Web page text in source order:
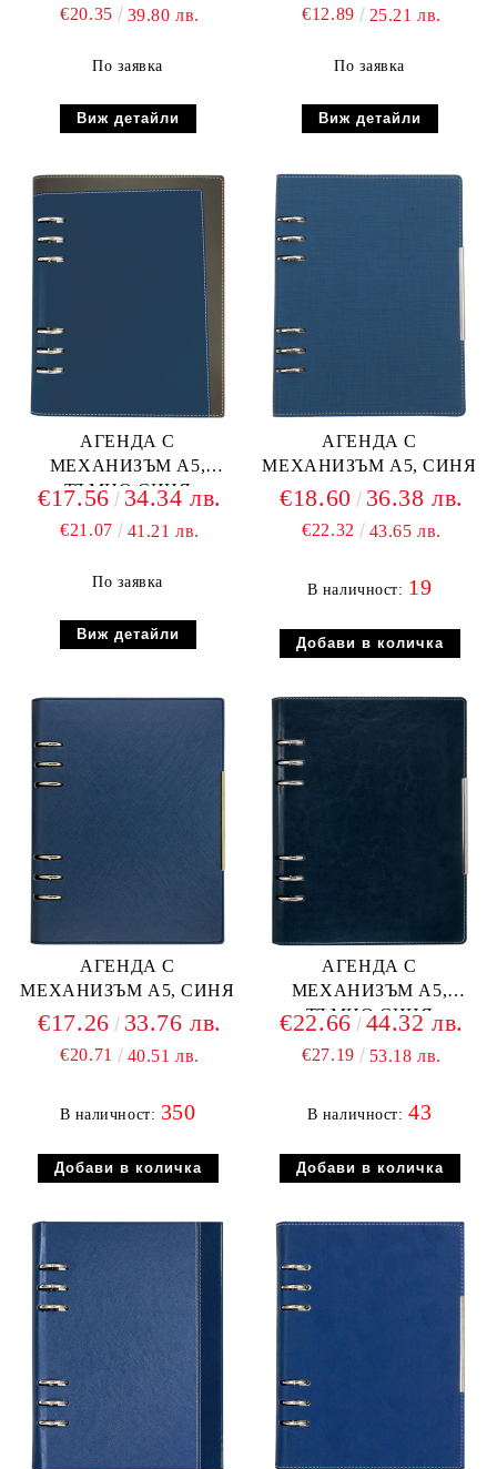
€20.35 39.80 лв.
По заявка
Виж детайли
€12.89 25.21 лв.
По заявка
Виж детайли
АГЕНДА С
МЕХАНИЗЪМ А5,
ТЪМНО СИНЯ
€17.56 34.34 лв.
€21.07 41.21 лв.
По заявка
Виж детайли
АГЕНДА С
МЕХАНИЗЪМ А5, СИНЯ
€18.60 36.38 лв.
€22.32 43.65 лв.
В наличност: 19
АГЕНДА С
МЕХАНИЗЪМ А5, СИНЯ
€17.26 33.76 лв.
€20.71 40.51 лв.
В наличност: 350
АГЕНДА С
МЕХАНИЗЪМ А5,
ТЪМНО СИНЯ
€22.66 44.32 лв.
€27.19 53.18 лв.
В наличност:43